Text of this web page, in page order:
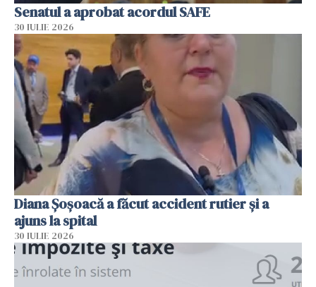
Senatul a aprobat acordul SAFE
30 IULIE 2026
Diana Șoșoacă a făcut accident rutier și a
ajuns la spital
30 IULIE 2026